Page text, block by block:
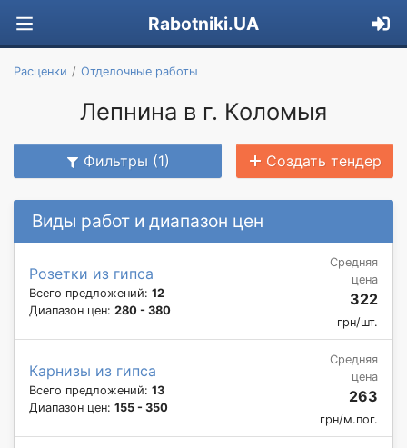
Rabotniki.UA
Расценки Отделочные работы
Лепнина в г. Коломыя
Фильтры (1) Создать тендер
Виды работ и диапазон цен
Розетки из гипса
Всего предложений: 12
Диапазон цен: 280 - 380
Средняя
цена
322
грн/шт.
Карнизы из гипса
Всего предложений: 13
Диапазон цен: 155 - 350
Средняя
цена
263
грн/м.пог.